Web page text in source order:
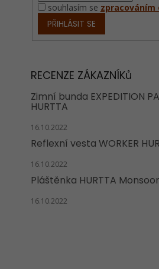
souhlasím se zpracováním
PŘIHLÁSIT SE
RECENZE ZÁKAZNÍKů
Zimní bunda EXPEDITION
HURTTA
16.10.2022
Reflexní vesta WORKER
16.10.2022
Pláštěnka HURTTA
16.10.2022